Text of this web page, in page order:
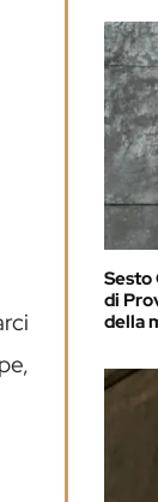
Sesto
di
della